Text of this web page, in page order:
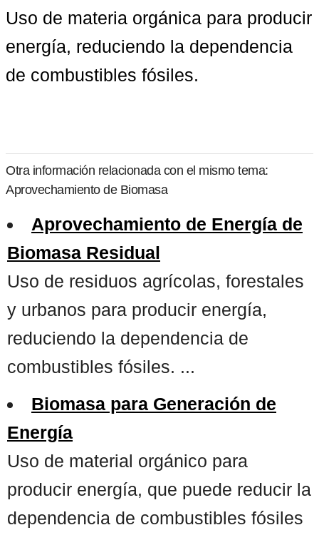
Uso de materia orgánica para producir
energía, reduciendo la dependencia
de combustibles fósiles.
Otra información relacionada con el mismo tema:
Aprovechamiento de Biomasa
Aprovechamiento de Energía de
Biomasa Residual
Uso de residuos agrícolas, forestales
y urbanos para producir energía,
reduciendo la dependencia de
combustibles fósiles. ...
Biomasa para Generación de
Energía
Uso de material orgánico para
producir energía, que puede reducir la
dependencia de combustibles fósiles